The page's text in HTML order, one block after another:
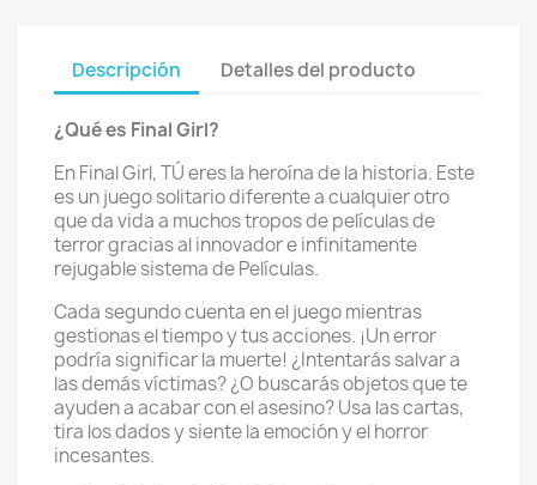
Descripción Detalles del producto
¿Qué es Final Girl?
En Final Girl, TÚ eres la heroína de la historia. Este
es un juego solitario diferente a cualquier otro
que da vida a muchos tropos de películas de
terror gracias al innovador e infinitamente
rejugable sistema de Películas.
Cada segundo cuenta en el juego mientras
gestionas el tiempo y tus acciones. ¡Un error
podría significar la muerte! ¿Intentarás salvar a
las demás víctimas? ¿O buscarás objetos que te
ayuden a acabar con el asesino? Usa las cartas,
tira los dados y siente la emoción y el horror
incesantes.